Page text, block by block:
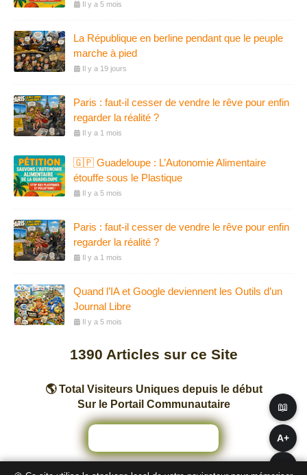
A+
📖
Il y a 5 mois
La République en berline pendant que le peuple
marche à pied
Il y a 19 jours
Paris : faut-il cesser de vendre le rêve pour enfin
regarder la réalité ?
Il y a 1 mois
🇬🇵 Guadeloupe : L’Autonomie Alimentaire
étouffe sous le Plastique
Il y a 5 mois
Paris : faut-il cesser de vendre le rêve pour enfin
regarder la réalité ?
Il y a 1 mois
Quand l’IA et Google deviennent les Outils d’un
Journal Libre
Il y a 5 mois
1390 Articles sur ce Site
🌎 Total Visiteurs Uniques depuis le début
Sur le Portail Communautaire